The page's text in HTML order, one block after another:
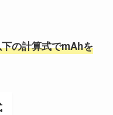
の計算式でmAhを